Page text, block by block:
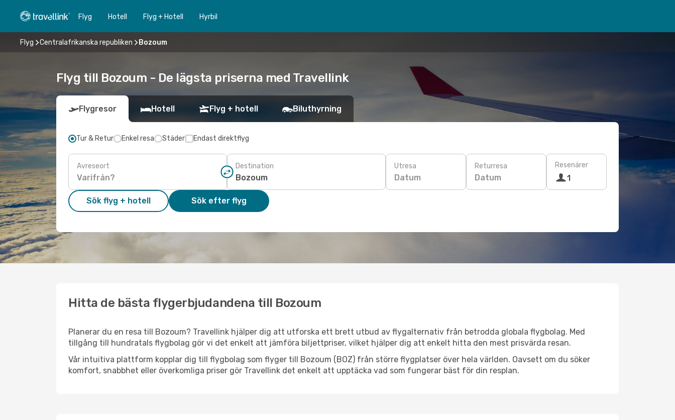
Flyg Hotell Flyg + Hotell Hyrbil
Flyg Centralafrikanska republiken Bozoum
Flyg till Bozoum - De lägsta priserna med Travellink
Flygresor Hotell Flyg + hotell Biluthyrning
Tur & Retur Enkel resa Städer Endast direktflyg
Avreseort Destination Utresa
Datum
Returresa
Datum
Resenärer
1
Sök flyg + hotell Sök efter flyg
Hitta de bästa flygerbjudandena till Bozoum
Planerar du en resa till Bozoum? Travellink hjälper dig att utforska ett brett utbud av flygalternativ från betrodda globala flygbolag. Med
tillgång till hundratals flygbolag gör vi det enkelt att jämföra biljettpriser, vilket hjälper dig att enkelt hitta den mest prisvärda resan.
Vår intuitiva plattform kopplar dig till flygbolag som flyger till Bozoum (BOZ) från större flygplatser över hela världen. Oavsett om du söker
komfort, snabbhet eller överkomliga priser gör Travellink det enkelt att upptäcka vad som fungerar bäst för din resplan.